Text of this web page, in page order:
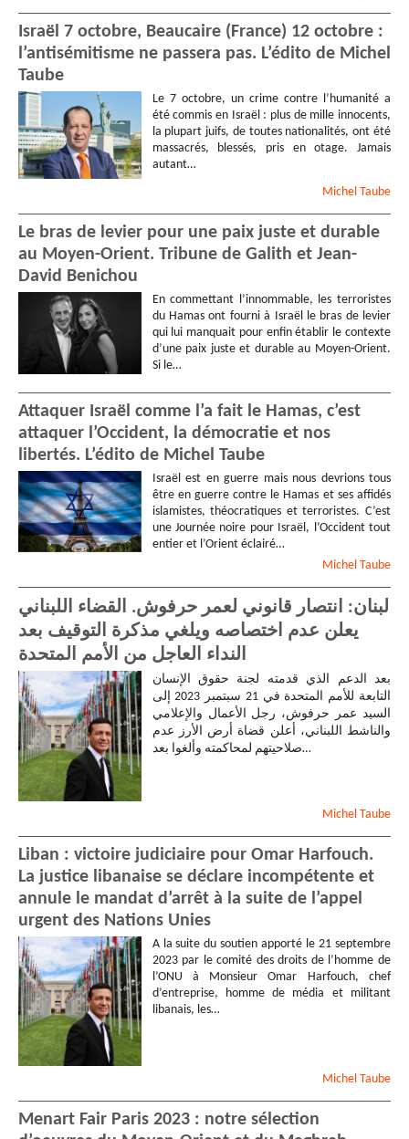
Israël 7 octobre, Beaucaire (France) 12 octobre :
l’antisémitisme ne passera pas. L’édito de Michel
Taube
Le 7 octobre, un crime contre l’humanité a
été commis en Israël : plus de mille innocents,
la plupart juifs, de toutes nationalités, ont été
massacrés, blessés, pris en otage. Jamais
autant…
Michel Taube
Le bras de levier pour une paix juste et durable
au Moyen-Orient. Tribune de Galith et Jean-
David Benichou
En commettant l’innommable, les terroristes
du Hamas ont fourni à Israël le bras de levier
qui lui manquait pour enfin établir le contexte
d’une paix juste et durable au Moyen-Orient.
Si le…
Attaquer Israël comme l’a fait le Hamas, c’est
attaquer l’Occident, la démocratie et nos
libertés. L’édito de Michel Taube
Israël est en guerre mais nous devrions tous
être en guerre contre le Hamas et ses affidés
islamistes, théocratiques et terroristes. C’est
une Journée noire pour Israël, l’Occident tout
entier et l’Orient éclairé…
Michel Taube
لبنان: انتصار قانوني لعمر حرفوش. القضاء اللبناني
يعلن عدم اختصاصه ويلغي مذكرة التوقيف بعد
النداء العاجل من الأمم المتحدة
بعد الدعم الذي قدمته لجنة حقوق الإنسان
التابعة للأمم المتحدة في 21 سبتمبر 2023 إلى
السيد عمر حرفوش، رجل الأعمال والإعلامي
والناشط اللبناني، أعلن قضاة أرض الأرز عدم
صلاحيتهم لمحاكمته وألغوا بعد…
Michel Taube
Liban : victoire judiciaire pour Omar Harfouch.
La justice libanaise se déclare incompétente et
annule le mandat d’arrêt à la suite de l’appel
urgent des Nations Unies
A la suite du soutien apporté le 21 septembre
2023 par le comité des droits de l’homme de
l’ONU à Monsieur Omar Harfouch, chef
d’entreprise, homme de média et militant
libanais, les…
Michel Taube
Menart Fair Paris 2023 : notre sélection